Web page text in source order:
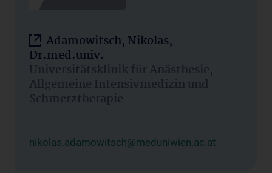
Adamowitsch, Nikolas,
Dr.med.univ.
Universitätsklinik für Anästhesie,
Allgemeine Intensivmedizin und
Schmerztherapie
nikolas.adamowitsch@meduniwien.ac.at